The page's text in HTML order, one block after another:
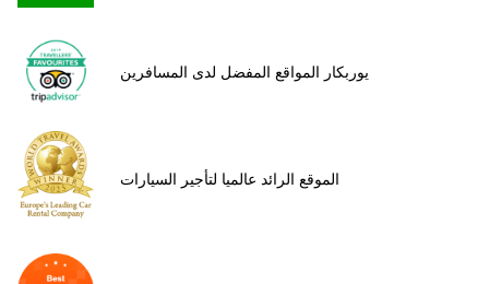
يوربكار المواقع المفضل لدى المسافرين
الموقع الرائد عالميا لتأجير السيارات